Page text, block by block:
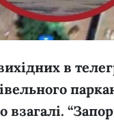
в
взагалі.